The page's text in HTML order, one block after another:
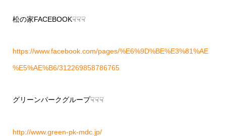
松の家FACEBOOK☟☟☟
https://www.facebook.com/pages/%E6%9D%BE%E3%81%AE
%E5%AE%B6/312269858786765
グリーンパークグループ☟☟☟
http://www.green-pk-mdc.jp/